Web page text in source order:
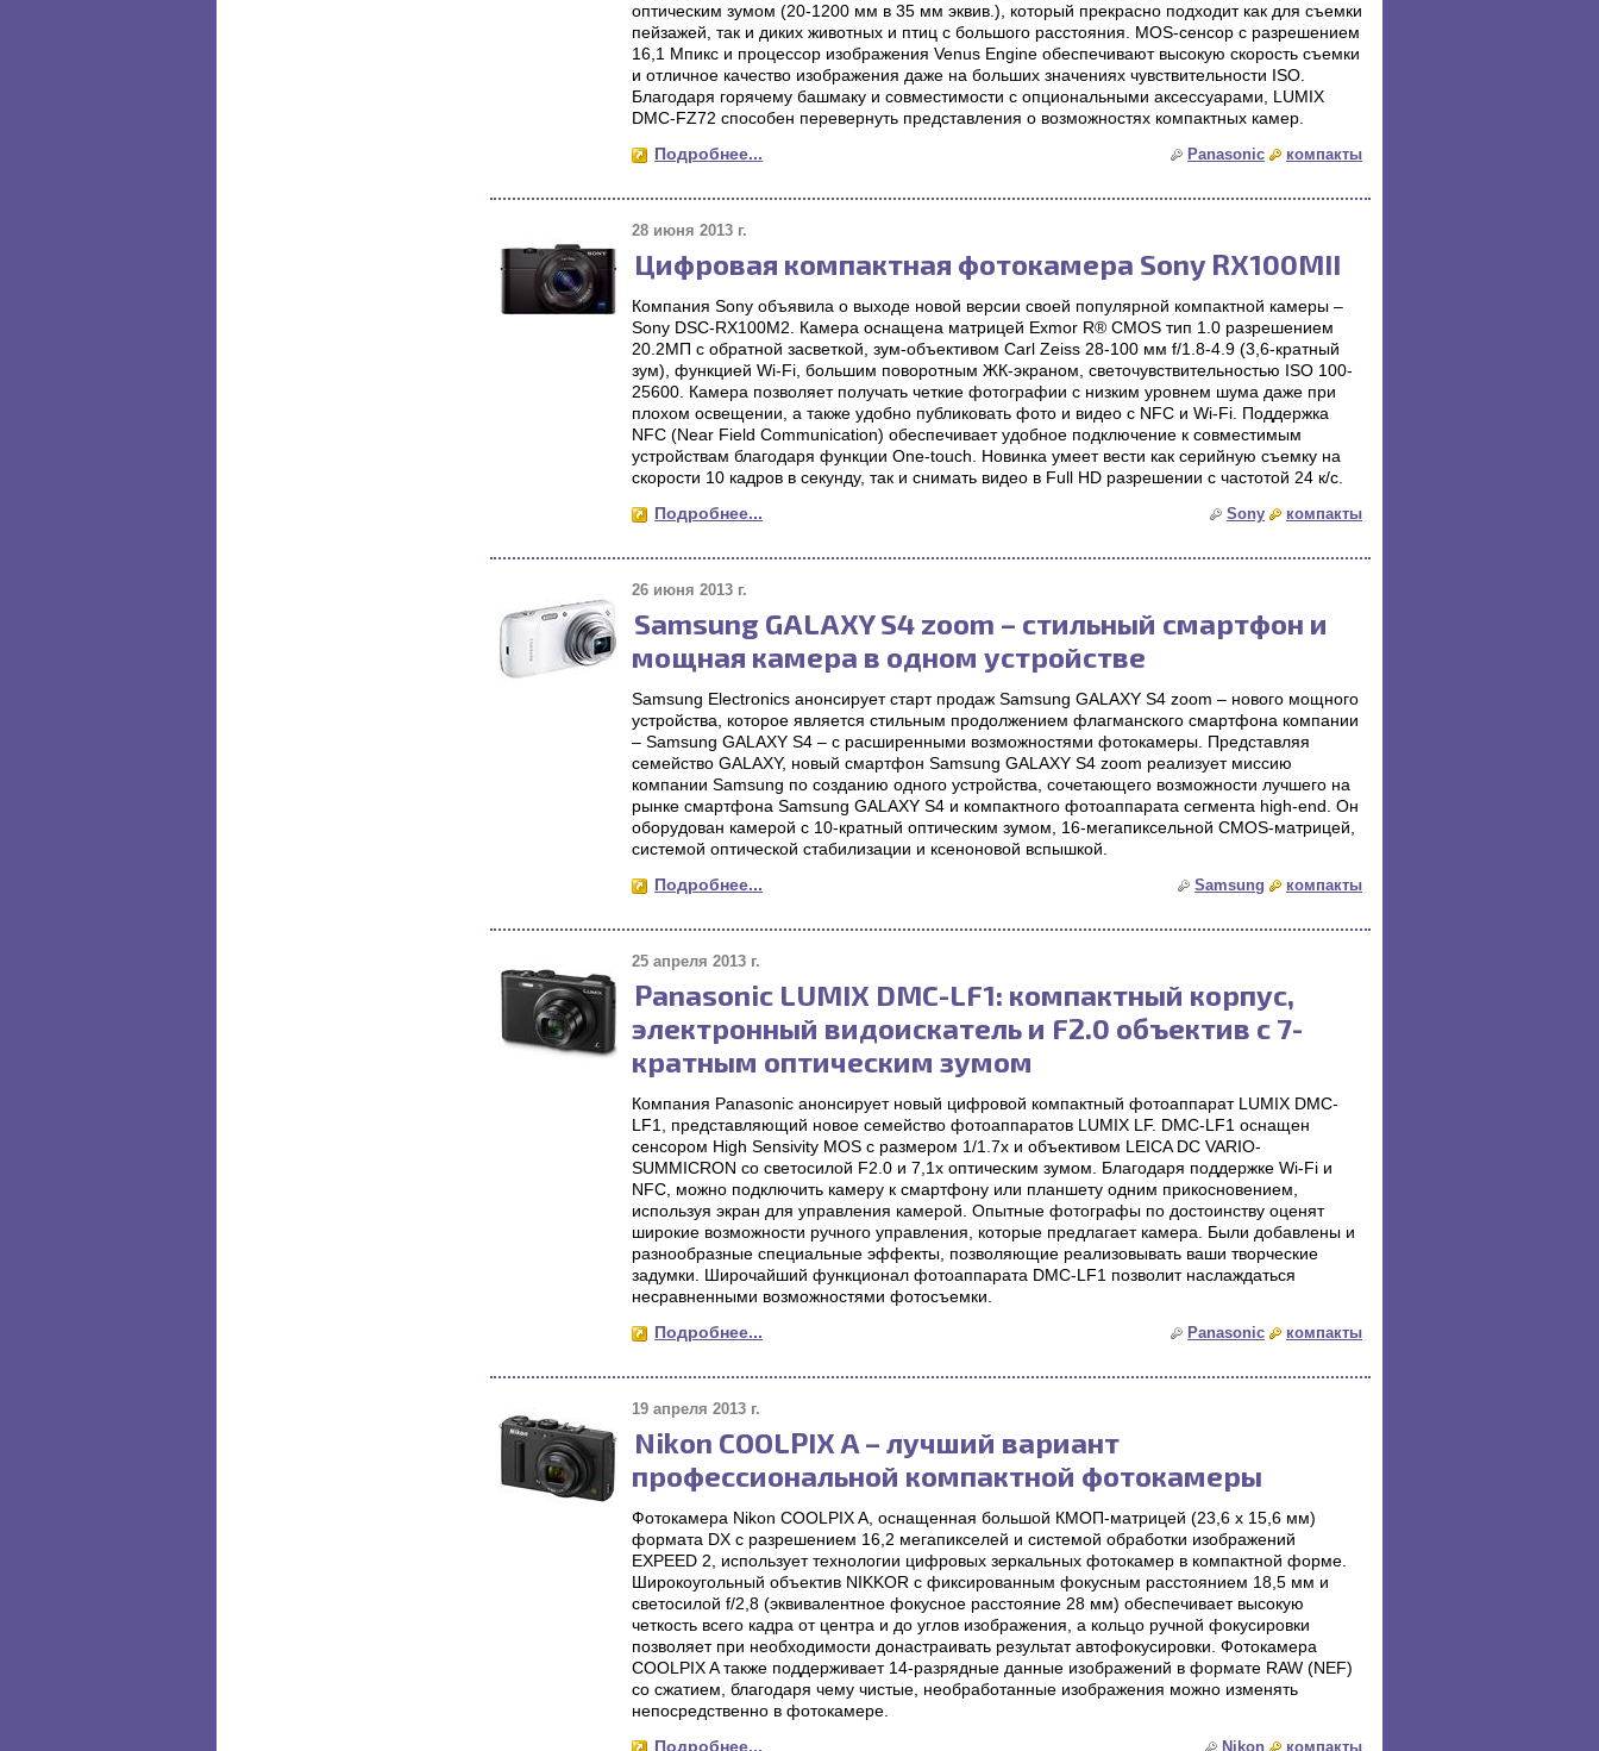
оптическим зумом (20-1200 мм в 35 мм эквив.), который прекрасно подходит как для съемки
пейзажей, так и диких животных и птиц с большого расстояния. MOS-сенсор с разрешением
16,1 Мпикс и процессор изображения Venus Engine обеспечивают высокую скорость съемки
и отличное качество изображения даже на больших значениях чувствительности ISO.
Благодаря горячему башмаку и совместимости с опциональными аксессуарами, LUMIX
DMC-FZ72 способен перевернуть представления о возможностях компактных камер.
Подробнее...
Panasonic компакты
28 июня 2013 г.
Цифровая компактная фотокамера Sony RX100MII
Компания Sony объявила о выходе новой версии своей популярной компактной камеры –
Sony DSC-RX100M2. Камера оснащена матрицей Exmor R® CMOS тип 1.0 разрешением
20.2МП с обратной засветкой, зум-объективом Carl Zeiss 28-100 мм f/1.8-4.9 (3,6-кратный
зум), функцией Wi-Fi, большим поворотным ЖК-экраном, светочувствительностью ISO 100-
25600. Камера позволяет получать четкие фотографии с низким уровнем шума даже при
плохом освещении, а также удобно публиковать фото и видео с NFC и Wi-Fi. Поддержка
NFC (Near Field Communication) обеспечивает удобное подключение к совместимым
устройствам благодаря функции One-touch. Новинка умеет вести как серийную съемку на
скорости 10 кадров в секунду, так и снимать видео в Full HD разрешении с частотой 24 к/с.
Подробнее...
Sony компакты
26 июня 2013 г.
Samsung GALAXY S4 zoom – стильный смартфон и
мощная камера в одном устройстве
Samsung Electronics анонсирует старт продаж Samsung GALAXY S4 zoom – нового мощного
устройства, которое является стильным продолжением флагманского смартфона компании
– Samsung GALAXY S4 – с расширенными возможностями фотокамеры. Представляя
семейство GALAXY, новый смартфон Samsung GALAXY S4 zoom реализует миссию
компании Samsung по созданию одного устройства, сочетающего возможности лучшего на
рынке смартфона Samsung GALAXY S4 и компактного фотоаппарата сегмента high-end. Он
оборудован камерой с 10-кратный оптическим зумом, 16-мегапиксельной CMOS-матрицей,
системой оптической стабилизации и ксеноновой вспышкой.
Подробнее...
Samsung компакты
25 апреля 2013 г.
Panasonic LUMIX DMC-LF1: компактный корпус,
электронный видоискатель и F2.0 объектив с 7-
кратным оптическим зумом
Компания Panasonic анонсирует новый цифровой компактный фотоаппарат LUMIX DMC-
LF1, представляющий новое семейство фотоаппаратов LUMIX LF. DMC-LF1 оснащен
сенсором High Sensivity MOS с размером 1/1.7x и объективом LEICA DC VARIO-
SUMMICRON со светосилой F2.0 и 7,1x оптическим зумом. Благодаря поддержке Wi-Fi и
NFC, можно подключить камеру к смартфону или планшету одним прикосновением,
используя экран для управления камерой. Опытные фотографы по достоинству оценят
широкие возможности ручного управления, которые предлагает камера. Были добавлены и
разнообразные специальные эффекты, позволяющие реализовывать ваши творческие
задумки. Широчайший функционал фотоаппарата DMC-LF1 позволит наслаждаться
несравненными возможностями фотосъемки.
Подробнее...
Panasonic компакты
19 апреля 2013 г.
Nikon COOLPIX A – лучший вариант
профессиональной компактной фотокамеры
Фотокамера Nikon COOLPIX A, оснащенная большой КМОП-матрицей (23,6 x 15,6 мм)
формата DX с разрешением 16,2 мегапикселей и системой обработки изображений
EXPEED 2, использует технологии цифровых зеркальных фотокамер в компактной форме.
Широкоугольный объектив NIKKOR с фиксированным фокусным расстоянием 18,5 мм и
светосилой f/2,8 (эквивалентное фокусное расстояние 28 мм) обеспечивает высокую
четкость всего кадра от центра и до углов изображения, а кольцо ручной фокусировки
позволяет при необходимости донастраивать результат автофокусировки. Фотокамера
COOLPIX A также поддерживает 14-разрядные данные изображений в формате RAW (NEF)
со сжатием, благодаря чему чистые, необработанные изображения можно изменять
непосредственно в фотокамере.
Подробнее...
Nikon компакты